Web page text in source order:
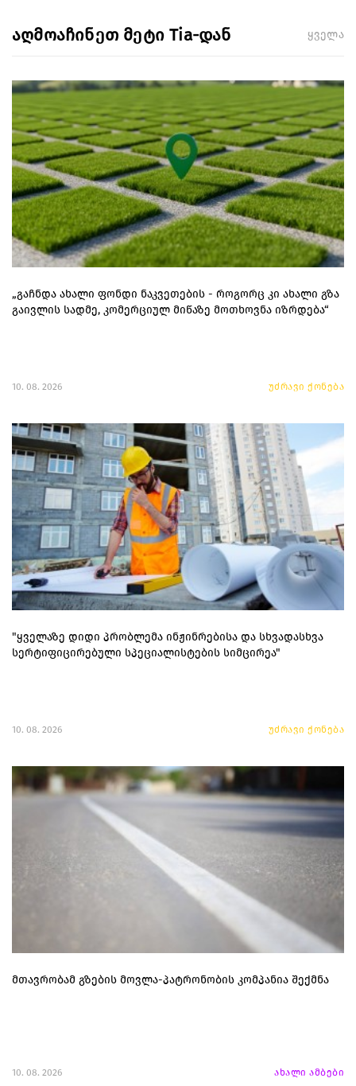
აღმოაჩინეთ მეტი Tia-დან ყველა
„გაჩნდა ახალი ფონდი ნაკვეთების - როგორც კი ახალი გზა
გაივლის სადმე, კომერციულ მიწაზე მოთხოვნა იზრდება“
10. 08. 2026 უძრავი ქონება
"ყველაზე დიდი პრობლემა ინჟინრებისა და სხვადასხვა
სერტიფიცირებული სპეციალისტების სიმცირეა"
10. 08. 2026 უძრავი ქონება
მთავრობამ გზების მოვლა-პატრონობის კომპანია შექმნა
10. 08. 2026 ახალი ამბები